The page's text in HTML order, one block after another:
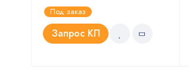
Под заказ
Запрос КП